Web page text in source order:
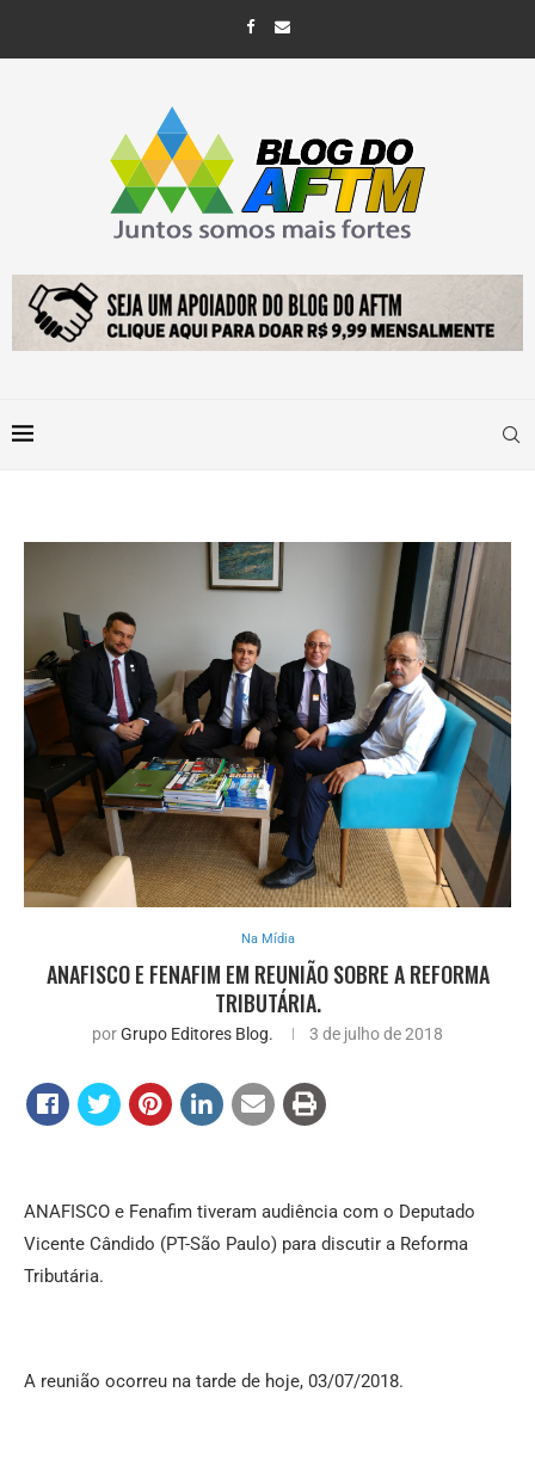
Na Mídia
ANAFISCO E FENAFIM EM REUNIÃO SOBRE A REFORMA
TRIBUTÁRIA.
porGrupo Editores Blog. 3 de julho de 2018
ANAFISCO e Fenafim tiveram audiência com o Deputado
Vicente Cândido (PT-São Paulo) para discutir a Reforma
Tributária.
A reunião ocorreu na tarde de hoje, 03/07/2018.